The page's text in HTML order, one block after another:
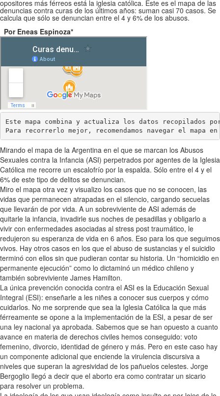
opositores más férreos está la iglesia católica. Este es el mapa de las
denuncias contra curas de los últimos años: suman casi 70 casos. Se
calcula que sólo se denuncian entre el 4 y 6% de los abusos.
Por Eneas Espinoza*
Este mapa combina y actualiza los datos recopilados
Para recorrerlo mejor, recomendamos navegar el mapa
Mirando el mapa de la Argentina en el que se marcan los Abusos
Sexuales contra la Infancia (ASI) perpetrados por agentes de la Iglesia
Católica me recorre un escalofrío por la espalda. Sólo entre el 4 y el
6% de este tipo de delitos se denuncian.
Miro el mapa otra vez y visualizo los casos que no se conocen, las
vidas que permanecen atrapadas en el silencio, cargando secuelas
que llevarán de por vida. A un sobreviviente de ASI además de
quitarle la infancia, invadirle sus noches de pesadillas y obligarlo a
vivir con enfermedades asociadas al stress post traumático, le
redujeron su esperanza de vida en 6 años. Eso para los que seguimos
vivos. Hay otros casos en los que el abuso de sustancias y el suicidio
terminó con ellos sin que pudieran contar su historia. Un “homicidio en
permanente ejecución” como lo dictaminó un médico chileno y
también sobreviviente James Hamilton.
La única prevención conocida contra el ASI es la Educación Sexual
Integral (ESI): enseñarle a les niñes a conocer sus cuerpos y cómo
cuidarlos. No me sorprende que sea la Iglesia Católica la que más
férreamente se opone a la implementación de la ESI, a pesar de ser
una ley nacional ya aprobada. Sabemos que se han opuesto a cuanto
avance en materia de derechos civiles hemos conseguido: voto
femenino, divorcio, identidad de género y más. Pero en este caso hay
un componente adicional que enciende la virulencia discursiva a
niveles que superan la agresividad de los pañuelos celestes. Jorge
Bergoglio llegó a decir que el aborto era como contratar un sicario
para resolver un problema.